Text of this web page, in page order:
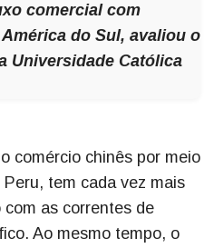
comercial com
do Sul, avaliou o
Universidade Católica
comércio chinês por meio
tem cada vez mais
as correntes de
Ao mesmo tempo, o